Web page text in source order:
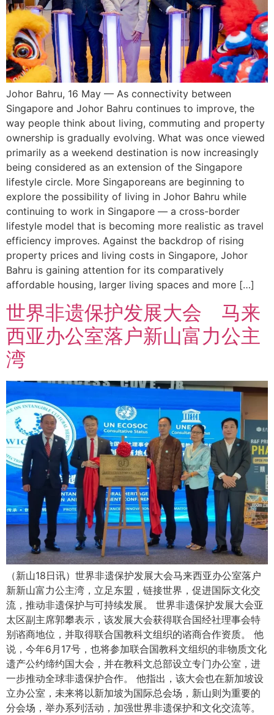
Johor Bahru, 16 May — As connectivity between
Singapore and Johor Bahru continues to improve, the
way people think about living, commuting and property
ownership is gradually evolving. What was once viewed
primarily as a weekend destination is now increasingly
being considered as an extension of the Singapore
lifestyle circle. More Singaporeans are beginning to
explore the possibility of living in Johor Bahru while
continuing to work in Singapore — a cross-border
lifestyle model that is becoming more realistic as travel
efficiency improves. Against the backdrop of rising
property prices and living costs in Singapore, Johor
Bahru is gaining attention for its comparatively
affordable housing, larger living spaces and more […]
世界非遗保护发展大会 马来
西亚办公室落户新山富力公主
湾
（新山18日讯）世界非遗保护发展大会马来西亚办公室落户
新新山富力公主湾，立足东盟，链接世界，促进国际文化交
流，推动非遗保护与可持续发展。 世界非遗保护发展大会亚
太区副主席郭攀表示，该发展大会获得联合国经社理事会特
别谘商地位，并取得联合国教科文组织的谘商合作资质。 他
说，今年6月17号，也将参加联合国教科文组织的非物质文化
遗产公约缔约国大会，并在教科文总部设立专门办公室，进
一步推动全球非遗保护合作。 他指出，该大会也在新加坡设
立办公室，未来将以新加坡为国际总会场，新山则为重要的
分会场，举办系列活动，加强世界非遗保护和文化交流等。